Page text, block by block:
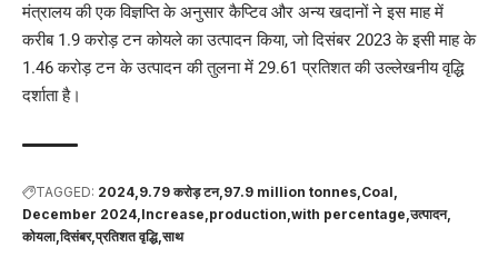
मंत्रालय की एक विज्ञप्ति के अनुसार कैप्टिव और अन्य खदानों ने इस माह में
करीब 1.9 करोड़ टन कोयले का उत्पादन किया, जो दिसंबर 2023 के इसी माह के
1.46 करोड़ टन के उत्पादन की तुलना में 29.61 प्रतिशत की उल्लेखनीय वृद्धि
दर्शाता है।
TAGGED: 2024 9.79 करोड़ टन 97.9 million tonnes Coal
December 2024 Increase production with percentage उत्पादन
कोयला दिसंबर प्रतिशत वृद्धि साथ